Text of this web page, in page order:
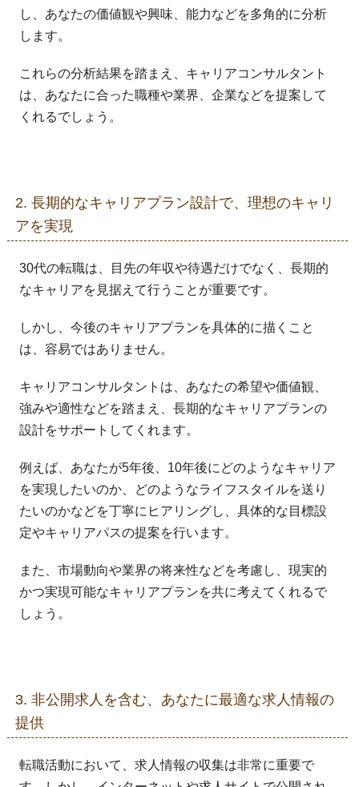
し、あなたの価値観や興味、能力などを多角的に分析
します。
これらの分析結果を踏まえ、キャリアコンサルタント
は、あなたに合った職種や業界、企業などを提案して
くれるでしょう。
2. 長期的なキャリアプラン設計で、理想のキャリ
アを実現
30代の転職は、目先の年収や待遇だけでなく、長期的
なキャリアを見据えて行うことが重要です。
しかし、今後のキャリアプランを具体的に描くこと
は、容易ではありません。
キャリアコンサルタントは、あなたの希望や価値観、
強みや適性などを踏まえ、長期的なキャリアプランの
設計をサポートしてくれます。
例えば、あなたが5年後、10年後にどのようなキャリア
を実現したいのか、どのようなライフスタイルを送り
たいのかなどを丁寧にヒアリングし、具体的な目標設
定やキャリアパスの提案を行います。
また、市場動向や業界の将来性などを考慮し、現実的
かつ実現可能なキャリアプランを共に考えてくれるで
しょう。
3. 非公開求人を含む、あなたに最適な求人情報の
提供
転職活動において、求人情報の収集は非常に重要で